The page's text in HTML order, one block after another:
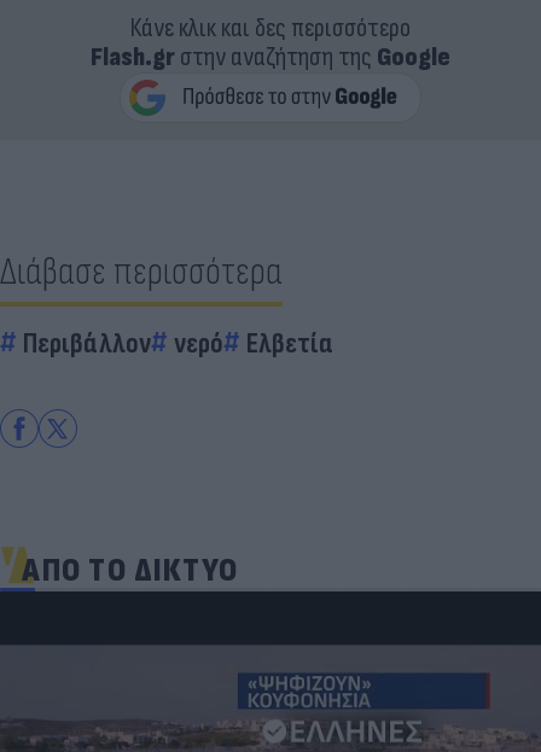
Κάνε κλικ και δες περισσότερο
Flash.grστην αναζήτηση της Google
Διάβασε περισσότερα
Περιβάλλον νερό Ελβετία
ΑΠΟ ΤΟ ΔΙΚΤΥΟ